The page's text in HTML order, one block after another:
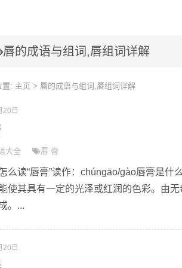
唇的成语与组词,唇组词详解
置: 主页 > 唇的成语与组词,唇组词详解
日
大全 唇 膏
么读“唇膏”读作：chúngāo/gào唇膏是什
使其具有一定的光泽或红润的色彩。由
。...
日